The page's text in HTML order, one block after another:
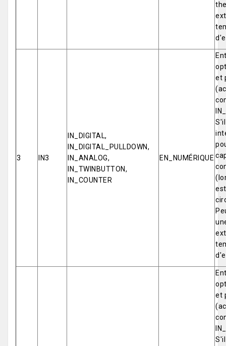
3 IN3
IN_DIGITAL,
IN_DIGITAL_PULLDOWN,
IN_ANALOG,
IN_TWINBUTTON,
IN_COUNTER
EN_NUMÉRIQUE
et
et